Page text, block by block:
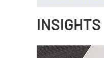
INSIGHTS